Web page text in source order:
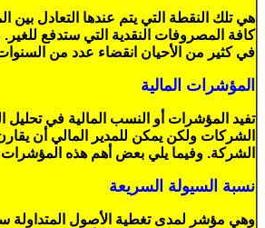
هي تلك النقطة التي يتم عندها التعادل
كافة المصروفات النقدية التي ستدفع
في كثير من الأحيان انقضاء عدد من
المؤشرات المالية
تفيد المؤشرات أو النسب المالية في تحليل
الشركات ولكن يمكن للمدير المالي أن يقارن
الشركة. وفيما يلي بعض أهم هذه المؤشرات
نسبة السيولة السريعة
وهي مؤشر لمدى تغطية الأصول المتداولة